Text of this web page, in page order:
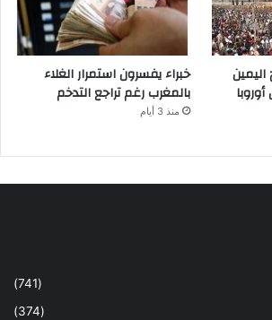
خبراء يفسرون استمرار الغلاء
بالمغرب رغم تراجع التدخم
منذ 3 أيام
(741)
(374)